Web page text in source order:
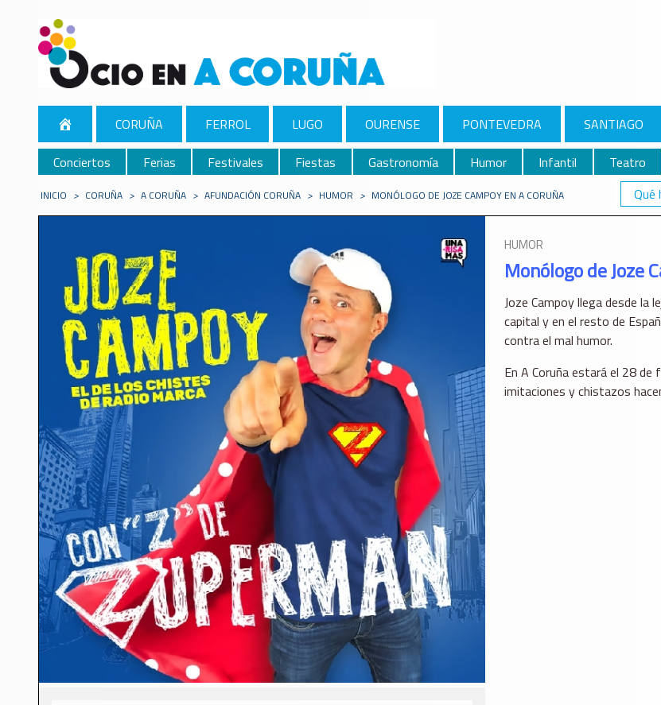
CORUÑA FERROL LUGO OURENSE PONTEVEDRA SANTIAGO
Conciertos
Ferias Festivales Fiestas Gastronomía Humor Infantil
Teatro
Qué
INICIO > CORUÑA > A CORUÑA > AFUNDACIÓN CORUÑA > HUMOR > MONÓLOGO DE JOZE CAMPOY EN A CORUÑA
HUMOR
Monólogo de Joze
Joze Campoy llega desde la
capital y en el resto de
contra el mal humor.
En A Coruña estará el 28
imitaciones y chistazos